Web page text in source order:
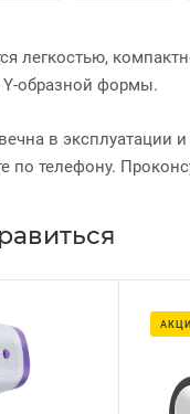
легкостью,
Y-образной формы.
в эксплуатации
по телефону.